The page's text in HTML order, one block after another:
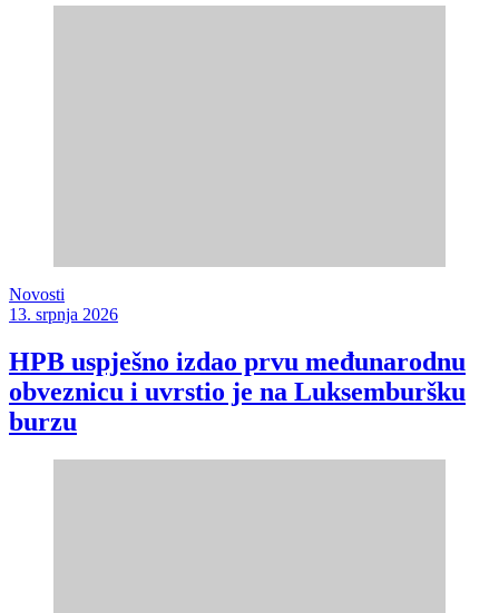
Novosti
13. srpnja 2026
HPB uspješno izdao prvu međunarodnu
obveznicu i uvrstio je na Luksemburšku
burzu